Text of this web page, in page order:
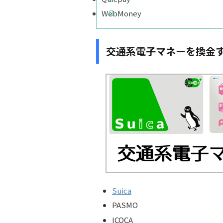
WebMoney
交通系電子マネーを換金
Suica
PASMO
ICOCA